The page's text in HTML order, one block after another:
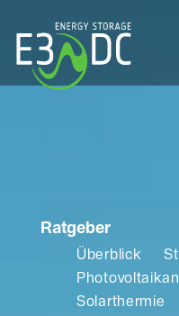
Ratgeber
Überblick
Solarthermie